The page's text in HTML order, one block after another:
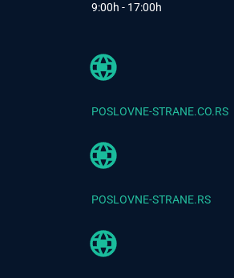
9:00h - 17:00h
POSLOVNE-STRANE.CO.RS
POSLOVNE-STRANE.RS